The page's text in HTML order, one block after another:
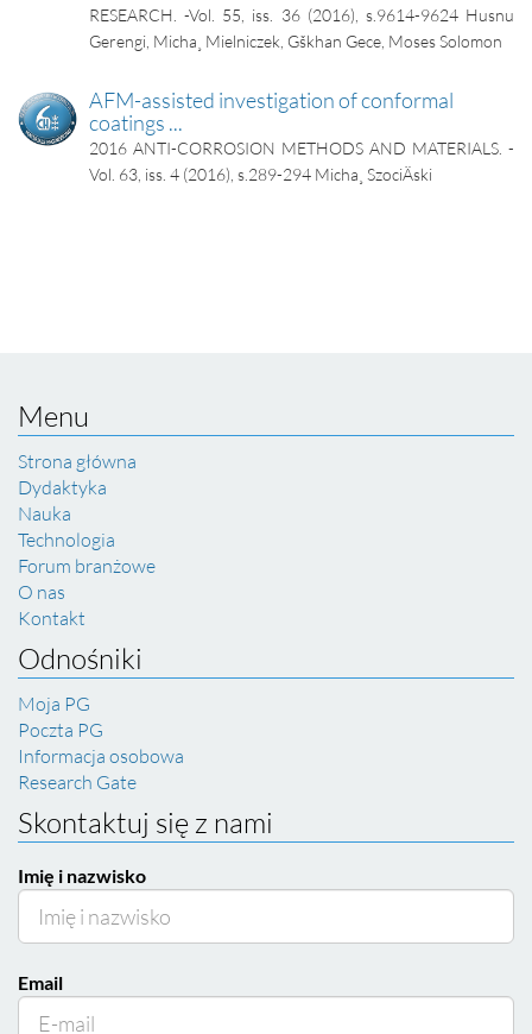
RESEARCH. -Vol. 55, iss. 36 (2016), s.9614-9624 Husnu
Gerengi, Micha¸ Mielniczek, Gškhan Gece, Moses Solomon
AFM-assisted investigation of conformal
coatings ...
2016 ANTI-CORROSION METHODS AND MATERIALS. -
Vol. 63, iss. 4 (2016), s.289-294 Micha¸ SzociÄski
Menu
Strona główna
Dydaktyka
Nauka
Technologia
Forum branżowe
O nas
Kontakt
Odnośniki
Moja PG
Poczta PG
Informacja osobowa
Research Gate
Skontaktuj się z nami
Imię i nazwisko
Email